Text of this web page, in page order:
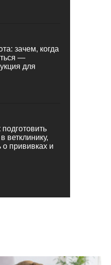
зачем, когда
—
для
подготовить
ветклинику,
о прививках и